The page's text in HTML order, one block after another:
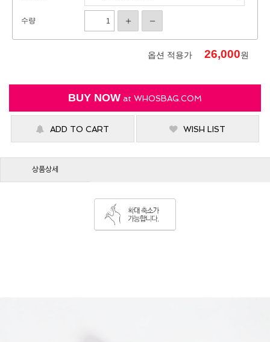
수량
옵션 적용가 26,000원
BUY NOW at WHOSBAG.COM
ADD TO CART WISH LIST
상품상세